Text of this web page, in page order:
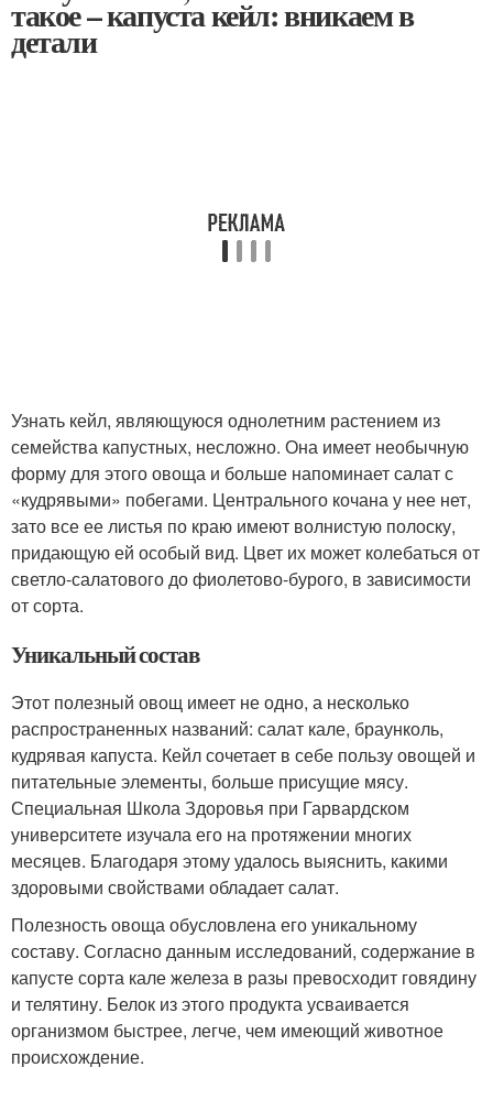
такое – капуста кейл: вникаем в
детали
Узнать кейл, являющуюся однолетним растением из
семейства капустных, несложно. Она имеет необычную
форму для этого овоща и больше напоминает салат с
«кудрявыми» побегами. Центрального кочана у нее нет,
зато все ее листья по краю имеют волнистую полоску,
придающую ей особый вид. Цвет их может колебаться от
светло-салатового до фиолетово-бурого, в зависимости
от сорта.
Уникальный состав
Этот полезный овощ имеет не одно, а несколько
распространенных названий: салат кале, браунколь,
кудрявая капуста. Кейл сочетает в себе пользу овощей и
питательные элементы, больше присущие мясу.
Специальная Школа Здоровья при Гарвардском
университете изучала его на протяжении многих
месяцев. Благодаря этому удалось выяснить, какими
здоровыми свойствами обладает салат.
Полезность овоща обусловлена его уникальному
составу. Согласно данным исследований, содержание в
капусте сорта кале железа в разы превосходит говядину
и телятину. Белок из этого продукта усваивается
организмом быстрее, легче, чем имеющий животное
происхождение.